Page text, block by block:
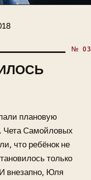
плановую
Чета Самойловых
что ребёнок не
только
внезапно, Юля